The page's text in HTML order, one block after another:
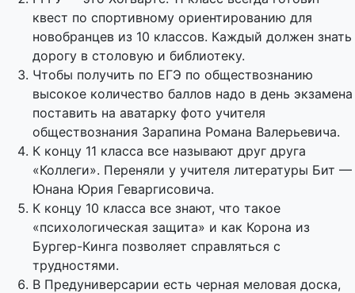
квест по спортивному ориентированию для
новобранцев из 10 классов. Каждый должен знать
дорогу в столовую и библиотеку.
Чтобы получить по ЕГЭ по обществознанию
высокое количество баллов надо в день экзамена
поставить на аватарку фото учителя
обществознания Зарапина Романа Валерьевича.
К концу 11 класса все называют друг друга
«Коллеги». Переняли у учителя литературы Бит —
Юнана Юрия Геваргисовича.
К концу 10 класса все знают, что такое
«психологическая защита» и как Корона из
Бургер-Кинга позволяет справляться с
трудностями.
В Предуниверсарии есть черная меловая доска,